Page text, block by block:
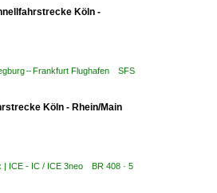
Köln -
– Frankfurt Flughafen SFS
Köln - Rhein/Main
| ICE - IC / ICE 3neo BR 408 · 5